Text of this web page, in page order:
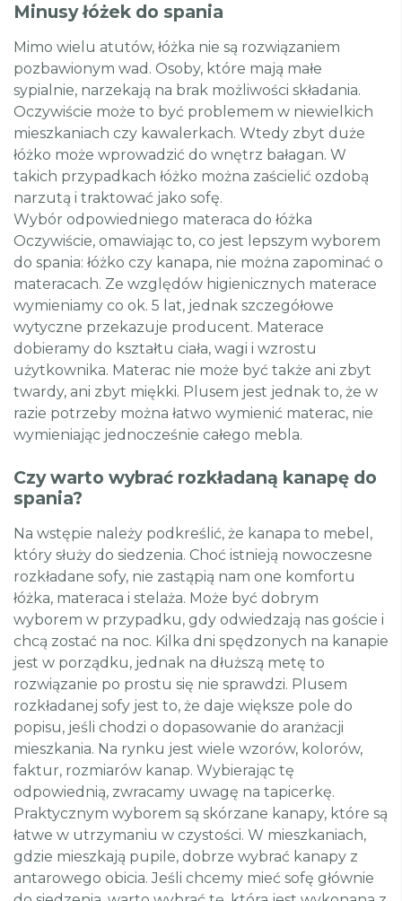
Minusy łóżek do spania
Mimo wielu atutów, łóżka nie są rozwiązaniem
pozbawionym wad. Osoby, które mają małe
sypialnie, narzekają na brak możliwości składania.
Oczywiście może to być problemem w niewielkich
mieszkaniach czy kawalerkach. Wtedy zbyt duże
łóżko może wprowadzić do wnętrz bałagan. W
takich przypadkach łóżko można zaścielić ozdobą
narzutą i traktować jako sofę.
Wybór odpowiedniego materaca do łóżka
Oczywiście, omawiając to, co jest lepszym wyborem
do spania: łóżko czy kanapa, nie można zapominać o
materacach. Ze względów higienicznych materace
wymieniamy co ok. 5 lat, jednak szczegółowe
wytyczne przekazuje producent. Materace
dobieramy do kształtu ciała, wagi i wzrostu
użytkownika. Materac nie może być także ani zbyt
twardy, ani zbyt miękki. Plusem jest jednak to, że w
razie potrzeby można łatwo wymienić materac, nie
wymieniając jednocześnie całego mebla.
Czy warto wybrać rozkładaną kanapę do
spania?
Na wstępie należy podkreślić, że kanapa to mebel,
który służy do siedzenia. Choć istnieją nowoczesne
rozkładane sofy, nie zastąpią nam one komfortu
łóżka, materaca i stelaża. Może być dobrym
wyborem w przypadku, gdy odwiedzają nas goście i
chcą zostać na noc. Kilka dni spędzonych na kanapie
jest w porządku, jednak na dłuższą metę to
rozwiązanie po prostu się nie sprawdzi. Plusem
rozkładanej sofy jest to, że daje większe pole do
popisu, jeśli chodzi o dopasowanie do aranżacji
mieszkania. Na rynku jest wiele wzorów, kolorów,
faktur, rozmiarów kanap. Wybierając tę
odpowiednią, zwracamy uwagę na tapicerkę.
Praktycznym wyborem są skórzane kanapy, które są
łatwe w utrzymaniu w czystości. W mieszkaniach,
gdzie mieszkają pupile, dobrze wybrać kanapy z
antarowego obicia. Jeśli chcemy mieć sofę głównie